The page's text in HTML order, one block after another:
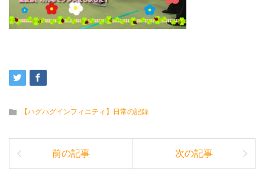
【ハグハグインフィニティ】日常の記録
前の記事 次の記事